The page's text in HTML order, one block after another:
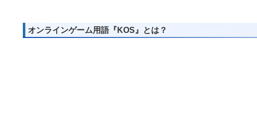
オンラインゲーム用語『KOS』とは？